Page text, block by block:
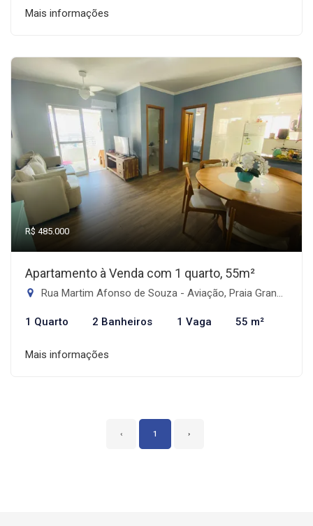
Mais informações
R$ 485.000
Apartamento à Venda com 1 quarto, 55m²
Rua Martim Afonso de Souza - Aviação, Praia Grande-SP
1 Quarto 2 Banheiros 1 Vaga 55 m²
Mais informações
‹ 1 ›